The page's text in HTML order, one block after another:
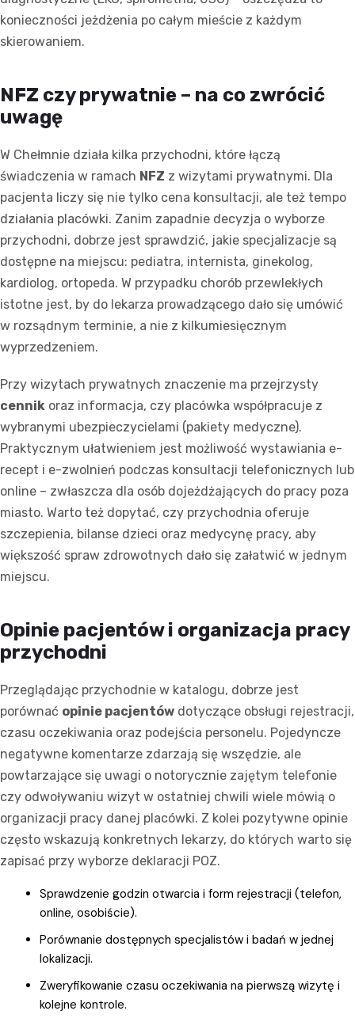
konieczności jeżdżenia po całym mieście z każdym
skierowaniem.
NFZ czy prywatnie – na co zwrócić
uwagę
W Chełmnie działa kilka przychodni, które łączą
świadczenia w ramach NFZ z wizytami prywatnymi. Dla
pacjenta liczy się nie tylko cena konsultacji, ale też tempo
działania placówki. Zanim zapadnie decyzja o wyborze
przychodni, dobrze jest sprawdzić, jakie specjalizacje są
dostępne na miejscu: pediatra, internista, ginekolog,
kardiolog, ortopeda. W przypadku chorób przewlekłych
istotne jest, by do lekarza prowadzącego dało się umówić
w rozsądnym terminie, a nie z kilkumiesięcznym
wyprzedzeniem.
Przy wizytach prywatnych znaczenie ma przejrzysty
cennik oraz informacja, czy placówka współpracuje z
wybranymi ubezpieczycielami (pakiety medyczne).
Praktycznym ułatwieniem jest możliwość wystawiania e-
recept i e-zwolnień podczas konsultacji telefonicznych lub
online – zwłaszcza dla osób dojeżdżających do pracy poza
miasto. Warto też dopytać, czy przychodnia oferuje
szczepienia, bilanse dzieci oraz medycynę pracy, aby
większość spraw zdrowotnych dało się załatwić w jednym
miejscu.
Opinie pacjentów i organizacja pracy
przychodni
Przeglądając przychodnie w katalogu, dobrze jest
porównać opinie pacjentów dotyczące obsługi rejestracji,
czasu oczekiwania oraz podejścia personelu. Pojedyncze
negatywne komentarze zdarzają się wszędzie, ale
powtarzające się uwagi o notorycznie zajętym telefonie
czy odwoływaniu wizyt w ostatniej chwili wiele mówią o
organizacji pracy danej placówki. Z kolei pozytywne opinie
często wskazują konkretnych lekarzy, do których warto się
zapisać przy wyborze deklaracji POZ.
Sprawdzenie godzin otwarcia i form rejestracji (telefon,
online, osobiście).
Porównanie dostępnych specjalistów i badań w jednej
lokalizacji.
Zweryfikowanie czasu oczekiwania na pierwszą wizytę i
kolejne kontrole.